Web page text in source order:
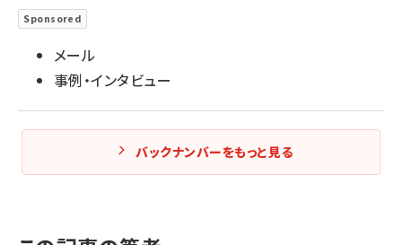
Sponsored
メール
事例・インタビュー
バックナンバーをもっと見る